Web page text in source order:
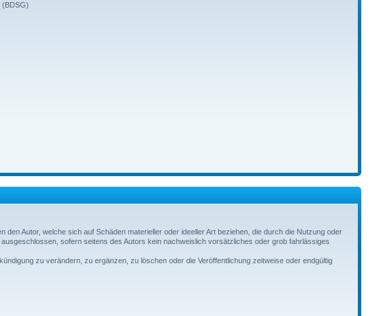
(BDSG)
Autor, welche sich auf Schäden materieller oder ideeller Art beziehen, die durch die Nutzung oder
sofern seitens des Autors kein nachweislich vorsätzliches oder grob fahrlässiges
zu verändern, zu ergänzen, zu löschen oder die Veröffentlichung zeitweise oder endgültig